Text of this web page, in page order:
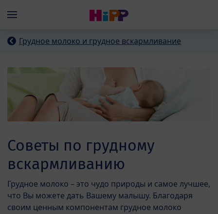
Menü
Грудное молоко и грудное вскармливание
Советы по грудному
вскармливанию
Грудное молоко – это чудо природы и самое лучшее,
что Вы можете дать Вашему малышу. Благодаря
своим ценным компонентам грудное молоко